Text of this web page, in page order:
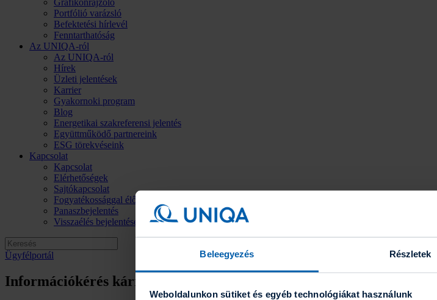
Beleegyezés Részletek
Weboldalunkon sütiket és egyéb technológiákat használunk
Grafikonrajzoló
Portfólió varázsló
Befektetési hírlevél
Fenntarthatóság
Az UNIQA-ról
Az UNIQA-ról
Hírek
Üzleti jelentések
Karrier
Gyakornoki program
Blog
Energetikai szakreferensi jelentés
Együttműködő partnereink
ESG törekvéseink
Kapcsolat
Kapcsolat
Elérhetőségek
Sajtókapcsolat
Fogyatékossággal élő ügyfeleinknek
Panaszbejelentés
Visszaélés bejelentése
Ügyfélportál
Információkérés kárról - Gépjármű biztosítás